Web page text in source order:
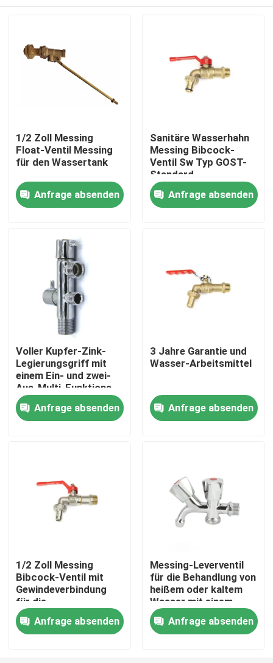
Produkte
Über uns
Fabrik-Ausflug
treten Sie mit uns in Verbindung
Messingbibcock-Ventil
Messingeckventil
1/2 Zoll Messing
Float-Ventil Messing
für den Wassertank
Anfrage absenden
Sanitäre Wasserhahn
Messing Bibcock-
Ventil Sw Typ GOST-
Standard
Anfrage absenden
Voller Kupfer-Zink-
Legierungsgriff mit
einem Ein- und zwei-
Aus-Multi-Funktions-
Drei-Wege-
Winkelventil
Waschmaschinenhahn
Anfrage absenden
3 Jahre Garantie und
Wasser-Arbeitsmittel
Anfrage absenden
1/2 Zoll Messing
Bibcock-Ventil mit
Gewindeverbindung
für die
Wasserverteilung
Anfrage absenden
Messing-Leverventil
für die Behandlung von
heißem oder kaltem
Wasser mit einem
Druck von 1,6 MPa
Anfrage absenden